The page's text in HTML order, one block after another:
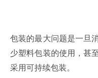
包装的最大问题是一旦
少塑料包装的使用，甚
采用可持续包装。